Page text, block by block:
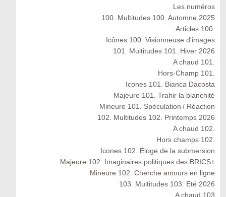
Les numéros
100. Multitudes 100. Automne 2025
Articles 100.
Icônes 100. Visionneuse d'images
101. Multitudes 101. Hiver 2026
A chaud 101.
Hors-Champ 101.
Icones 101. Bianca Dacosta
Majeure 101. Trahir la blanchité
Mineure 101. Spéculation / Réaction
102. Multitudes 102. Printemps 2026
A chaud 102.
Hors champs 102.
Icones 102. Éloge de la submersion
Majeure 102. Imaginaires politiques des BRICS+
Mineure 102. Cherche amours en ligne
103. Multitudes 103. Eté 2026
A chaud 103